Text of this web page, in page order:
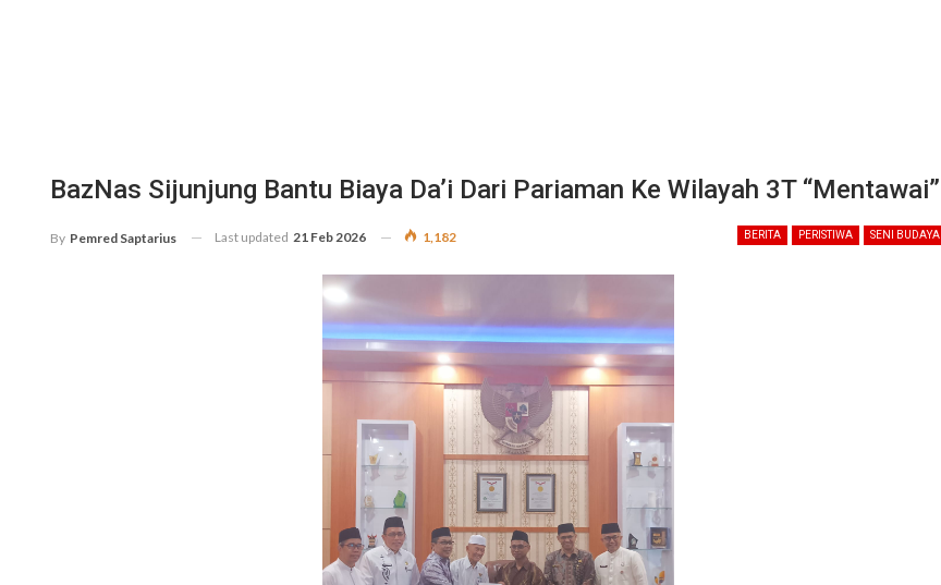
BazNas Sijunjung Bantu Biaya Da’i Dari Pariaman Ke Wilayah 3T “Mentawai”
BERITA PERISTIWA SENI BUDAYA
By Pemred Saptarius Last updated 21 Feb 2026 1,182